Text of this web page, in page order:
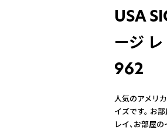
USA
ージ
962
人気のアメリ
イズです。 お
レイ、お部屋